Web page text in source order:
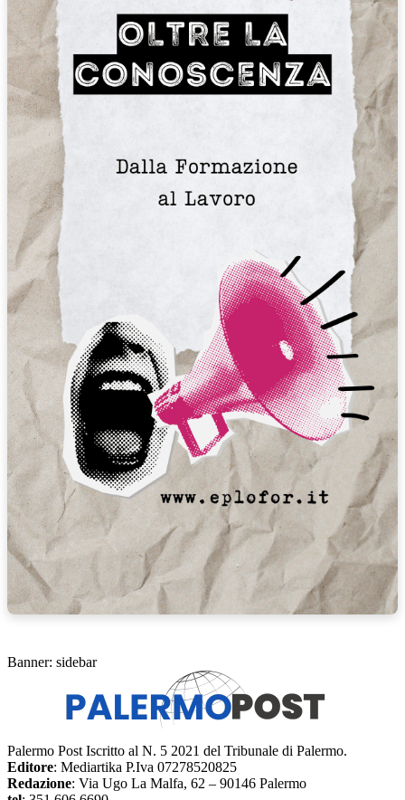
Banner: sidebar
Palermo Post Iscritto al N. 5 2021 del Tribunale di Palermo.
Editore: Mediartika P.Iva 07278520825
Redazione: Via Ugo La Malfa, 62 – 90146 Palermo